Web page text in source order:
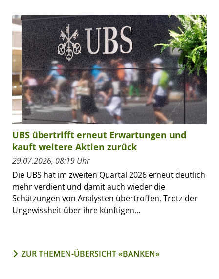
UBS übertrifft erneut Erwartungen und
kauft weitere Aktien zurück
29.07.2026, 08:19 Uhr
Die UBS hat im zweiten Quartal 2026 erneut deutlich
mehr verdient und damit auch wieder die
Schätzungen von Analysten übertroffen. Trotz der
Ungewissheit über ihre künftigen...
ZUR THEMEN-ÜBERSICHT «BANKEN»